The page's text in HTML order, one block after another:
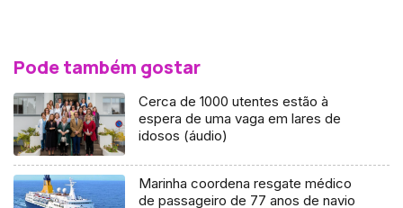
Pode também gostar
Cerca de 1000 utentes estão à
espera de uma vaga em lares de
idosos (áudio)
Marinha coordena resgate médico
de passageiro de 77 anos de navio